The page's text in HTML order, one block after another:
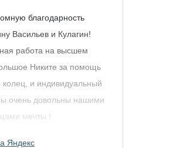
благодарность
Васильев и Кулагин!
работа на высшем
Никите за помощь
и индивидуальный
очень довольны нашими
мечты !
Яндекс